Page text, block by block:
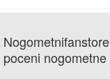
poceni